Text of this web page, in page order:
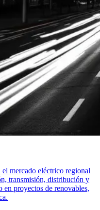
mercado eléctrico regional
transmisión, distribución y
en proyectos de renovables,